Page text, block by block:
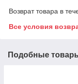
Возврат товара в
Все условия
Подобные